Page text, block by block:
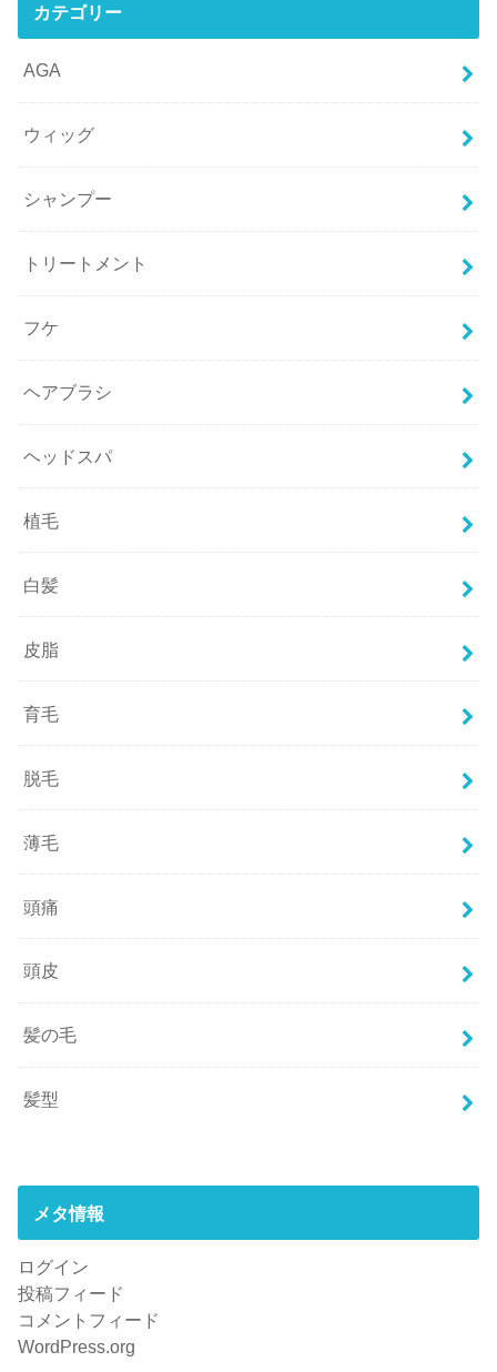
カテゴリー
AGA
ウィッグ
シャンプー
トリートメント
フケ
ヘアブラシ
ヘッドスパ
植毛
白髪
皮脂
育毛
脱毛
薄毛
頭痛
頭皮
髪の毛
髪型
メタ情報
ログイン
投稿フィード
コメントフィード
WordPress.org